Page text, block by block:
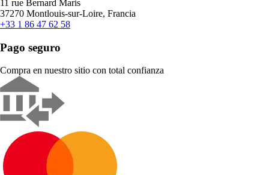
11 rue Bernard Maris
37270 Montlouis-sur-Loire, Francia
+33 1 86 47 62 58
Pago seguro
Compra en nuestro sitio con total confianza